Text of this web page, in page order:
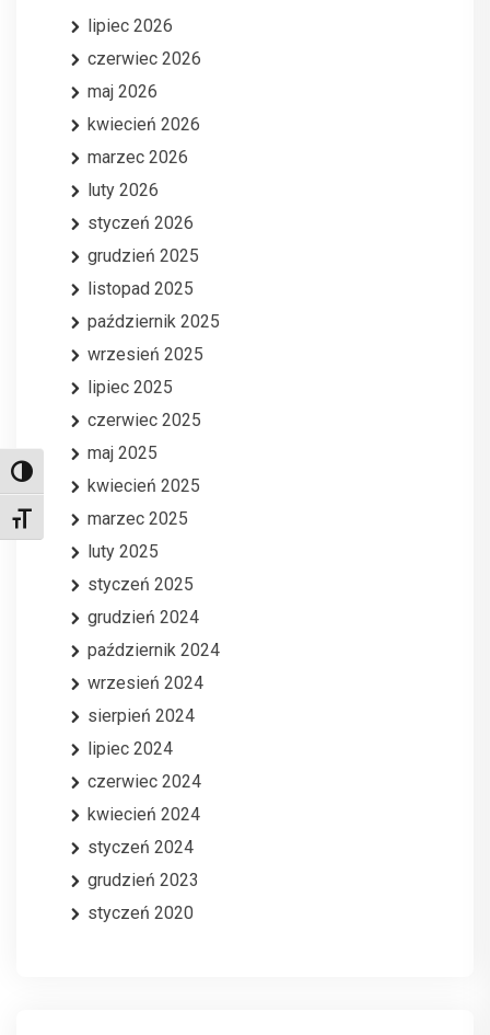
Toggle High Contrast
Toggle Font size
lipiec 2026
czerwiec 2026
maj 2026
kwiecień 2026
marzec 2026
luty 2026
styczeń 2026
grudzień 2025
listopad 2025
październik 2025
wrzesień 2025
lipiec 2025
czerwiec 2025
maj 2025
kwiecień 2025
marzec 2025
luty 2025
styczeń 2025
grudzień 2024
październik 2024
wrzesień 2024
sierpień 2024
lipiec 2024
czerwiec 2024
kwiecień 2024
styczeń 2024
grudzień 2023
styczeń 2020